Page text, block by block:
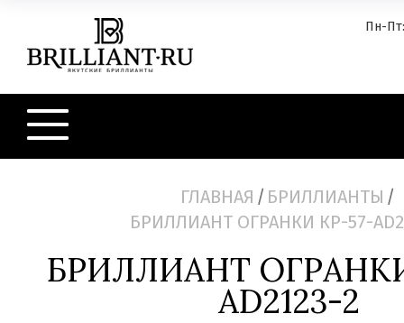
Пн-
ГЛАВНАЯ / БРИЛЛИАНТЫ /
БРИЛЛИАНТ ОГРАНКИ КР-57-
БРИЛЛИАНТ
AD2123-2